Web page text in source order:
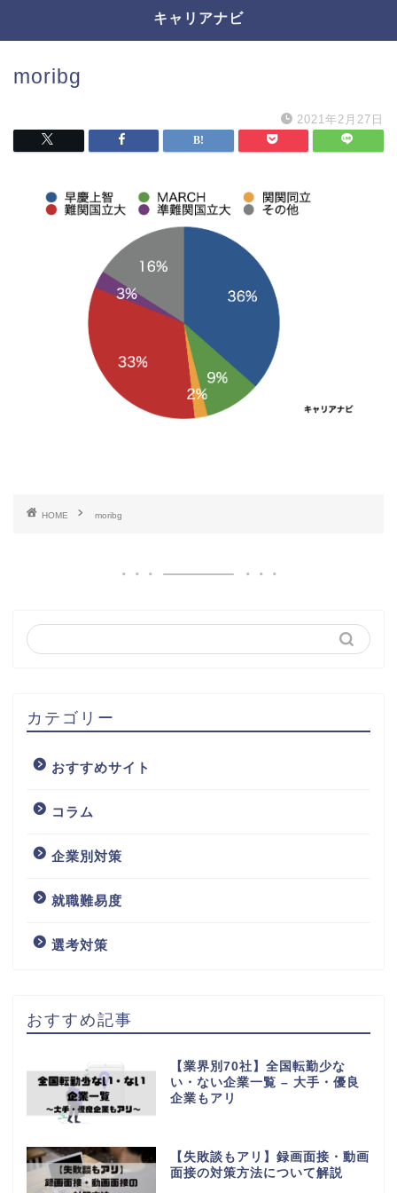
キャリアナビ
moribg
2021年2月27日
HOME moribg
カテゴリー
おすすめサイト
コラム
企業別対策
就職難易度
選考対策
おすすめ記事
【業界別70社】全国転勤少な
い・ない企業一覧 – 大手・優良
企業もアリ
【失敗談もアリ】録画面接・動画
面接の対策方法について解説